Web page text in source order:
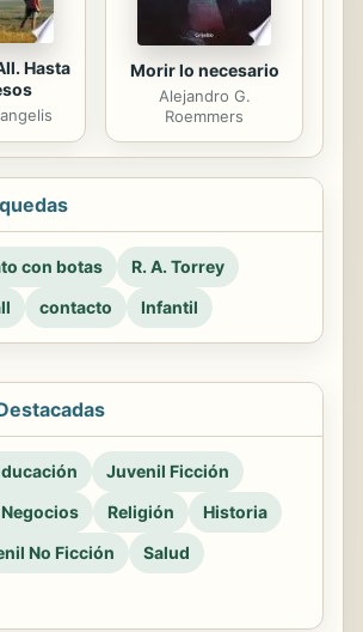
Hasta
Morir lo necesario
Alejandro G.
Roemmers
con botas
R. A. Torrey
contacto Infantil
Juvenil Ficción
Religión
Historia
No Ficción
Salud